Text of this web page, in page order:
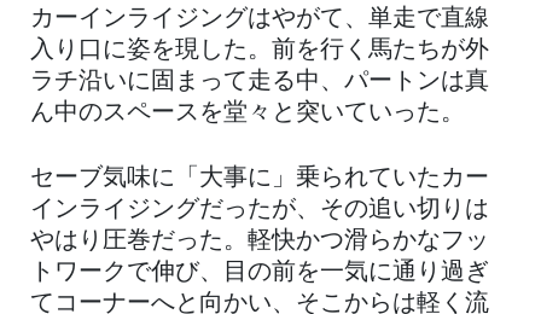
カーインライジングはやがて、単走で直線
入り口に姿を現した。前を行く馬たちが外
ラチ沿いに固まって走る中、パートンは真
ん中のスペースを堂々と突いていった。
セーブ気味に「大事に」乗られていたカー
インライジングだったが、その追い切りは
やはり圧巻だった。軽快かつ滑らかなフッ
トワークで伸び、目の前を一気に通り過ぎ
てコーナーへと向かい、そこからは軽く流